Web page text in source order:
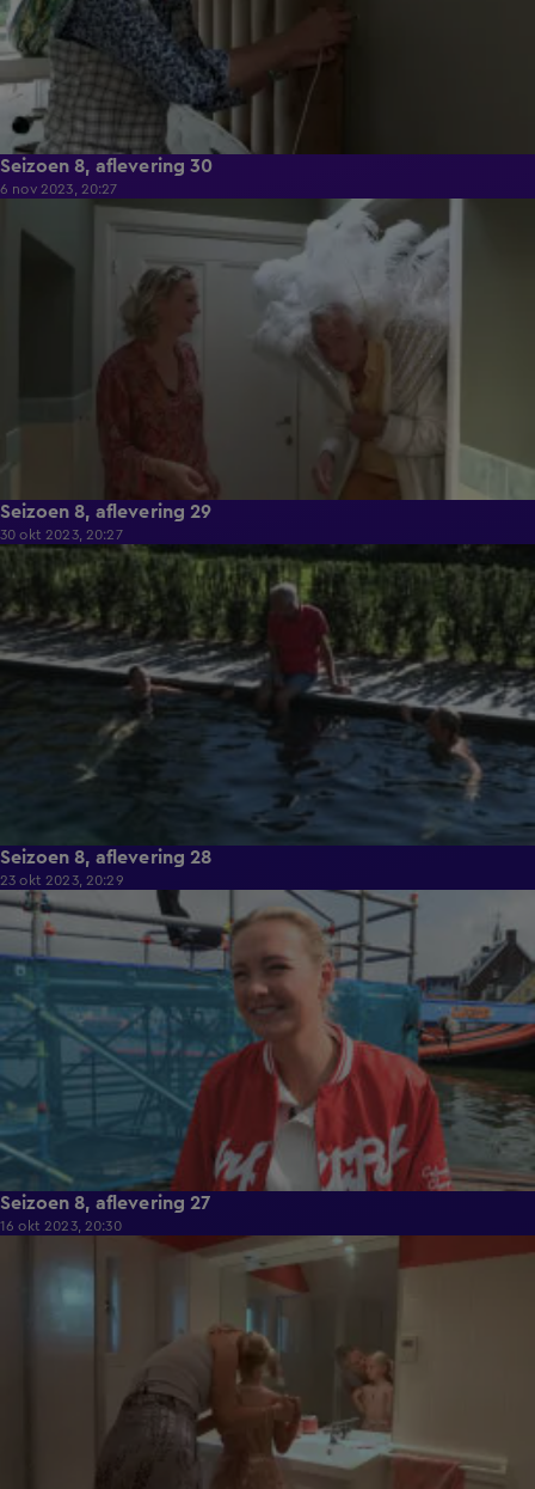
Seizoen 8, aflevering 30
6 nov 2023, 20:27
Seizoen 8, aflevering 29
30 okt 2023, 20:27
40:33
Seizoen 8, aflevering 28
23 okt 2023, 20:29
41:43
Seizoen 8, aflevering 27
16 okt 2023, 20:30